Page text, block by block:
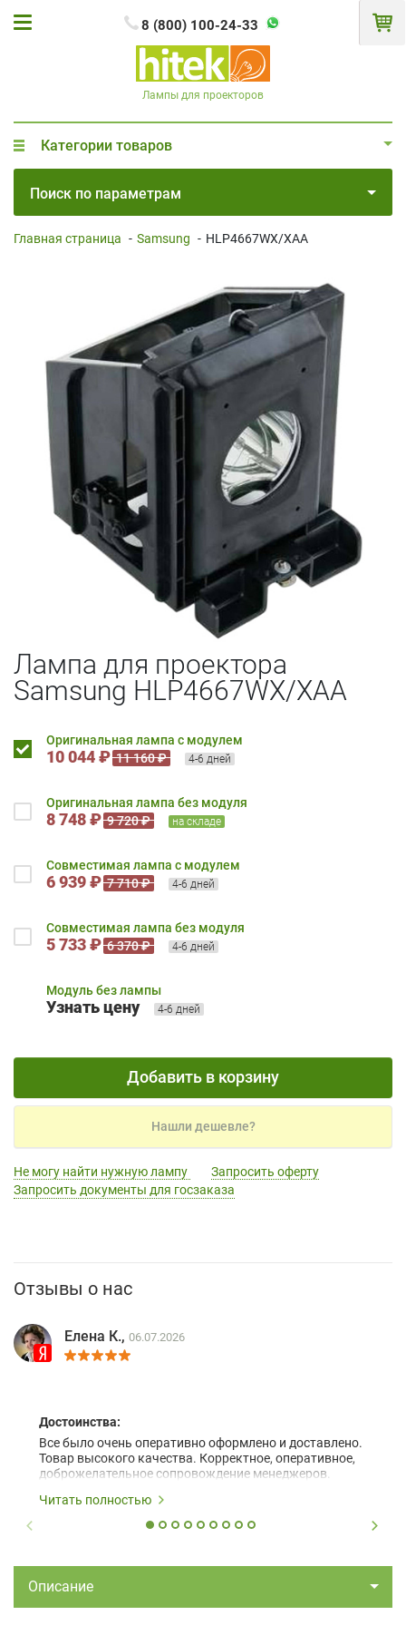
8 (800) 100-24-33
Лампы для проекторов
Категории товаров
Поиск по параметрам
Главная страница - Samsung - HLP4667WX/XAA
Лампа для проектора
Samsung HLP4667WX/XAA
Оригинальная лампа с модулем
10 044 ₽ 11 160 ₽ 4-6 дней
Оригинальная лампа без модуля
8 748 ₽ 9 720 ₽ на складе
Совместимая лампа с модулем
6 939 ₽ 7 710 ₽ 4-6 дней
Совместимая лампа без модуля
5 733 ₽ 6 370 ₽ 4-6 дней
Модуль без лампы
Узнать цену 4-6 дней
Добавить в корзину
Нашли дешевле?
Не могу найти нужную лампу
Запросить оферту
Запросить документы для госзаказа
Отзывы о нас
Елена К., 06.07.2026
Достоинства:
Все было очень оперативно оформлено и доставлено.
Товар высокого качества. Корректное, оперативное,
доброжелательное сопровождение менеджеров.
Читать полностью
Описание